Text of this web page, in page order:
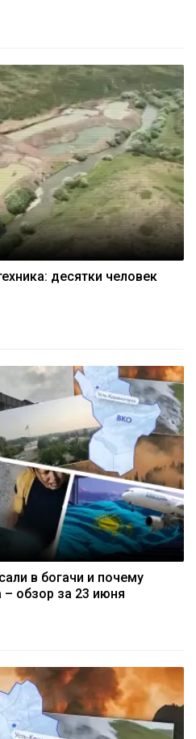
десятки человек
в богачи и почему
– обзор за 23 июня